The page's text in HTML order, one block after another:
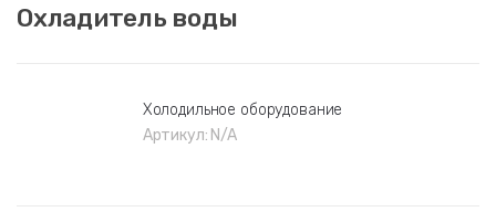
Охладитель воды
Холодильное оборудование
Артикул: N/A